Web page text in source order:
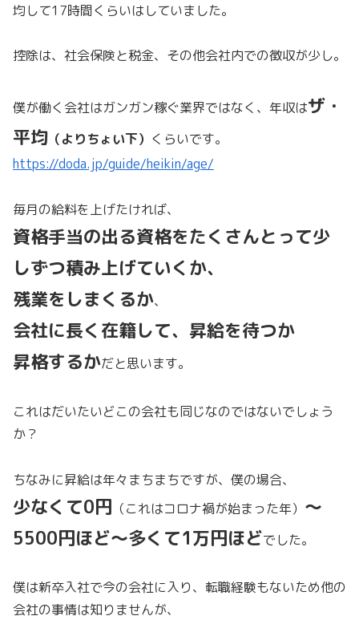
均して17時間くらいはしていました。
控除は、社会保険と税金、その他会社内での徴収が少し。
僕が働く会社はガンガン稼ぐ業界ではなく、年収はザ・
平均 （よりちょい下） くらいです。
https://doda.jp/guide/heikin/age/
毎月の給料を上げたければ、
資格手当の出る資格をたくさんとって少
しずつ積み上げていくか、
残業をしまくるか、
会社に長く在籍して、昇給を待つか
昇格するかだと思います。
これはだいたいどこの会社も同じなのではないでしょう
か？
ちなみに昇給は年々まちまちですが、僕の場合、
少なくて0円 （これはコロナ禍が始まった年） 〜
5500円ほど〜多くて1万円ほどでした。
僕は新卒入社で今の会社に入り、転職経験もないため他の
会社の事情は知りませんが、